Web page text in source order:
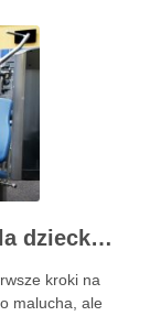
Jakie ochraniacze na rower dla dziecka wybrać? Praktyczny poradnik
kroki na
malucha, ale